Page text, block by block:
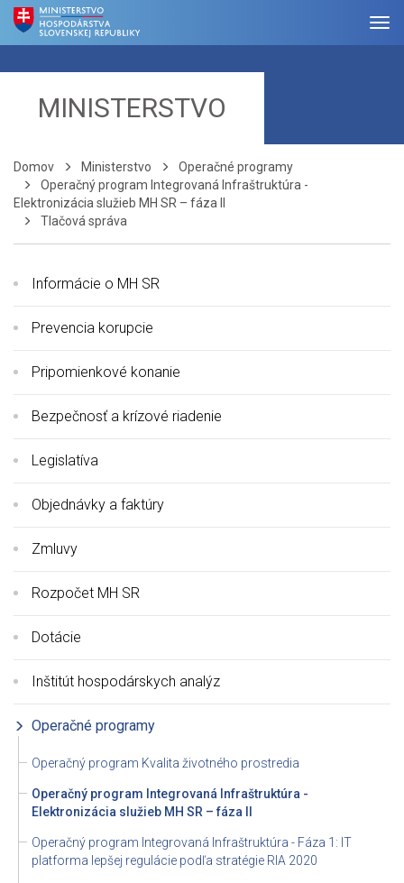
MINISTERSTVO
Domov Ministerstvo
Operačné programy
Operačný program Integrovaná Infraštruktúra -
Elektronizácia služieb MH SR – fáza II
Tlačová správa
Informácie o MH SR
Prevencia korupcie
Pripomienkové konanie
Bezpečnosť a krízové riadenie
Legislatíva
Objednávky a faktúry
Zmluvy
Rozpočet MH SR
Dotácie
Inštitút hospodárskych analýz
Operačné programy
Operačný program Kvalita životného prostredia
Operačný program Integrovaná Infraštruktúra -
Elektronizácia služieb MH SR – fáza II
Operačný program Integrovaná Infraštruktúra - Fáza 1: IT
platforma lepšej regulácie podľa stratégie RIA 2020